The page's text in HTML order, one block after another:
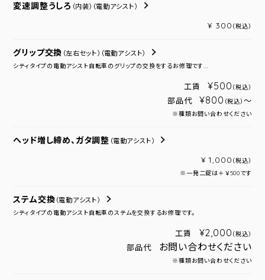
変速調整うしろ （内装） （電動アシスト）
¥ 300 （税込）
グリップ交換 （左右セット） （電動アシスト）
シティタイプの電動アシスト自転車のグリップの交換をするお修理です...
工賃 ¥500 （税込）
部品代 ¥800 （税込） ～
※種類お問い合わせください
ヘッド増し締め、ガタ調整 （電動アシスト）
¥ 1,000 （税込）
※一発二錠は＋￥500です
ステム交換 （電動アシスト）
シティタイプの電動アシスト自転車のステムを交換するお修理です。
工賃 ¥2,000 （税込）
部品代 お問い合わせください
※種類お問い合わせください